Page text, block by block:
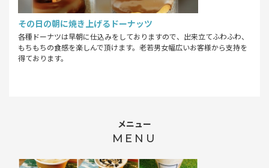
その日の朝に焼き上げるドーナッツ
各種ドーナツは早朝に仕込みをしておりますので、出来立てふわふわ、
もちもちの食感を楽しんで頂けます。老若男女幅広いお客様から支持を
得ております。
メニュー
MENU